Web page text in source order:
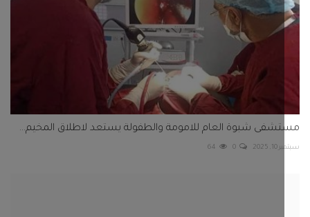
شبوة العام للامومة والطفولة يستعد لاطلاق المخيم...
0
64